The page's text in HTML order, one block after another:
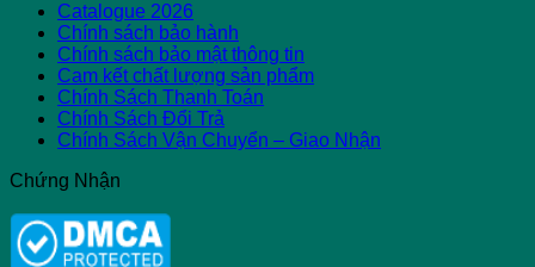
Catalogue 2026
Chính sách bảo hành
Chính sách bảo mật thông tin
Cam kết chất lượng sản phẩm
Chính Sách Thanh Toán
Chính Sách Đổi Trả
Chính Sách Vận Chuyển – Giao Nhận
Chứng Nhận